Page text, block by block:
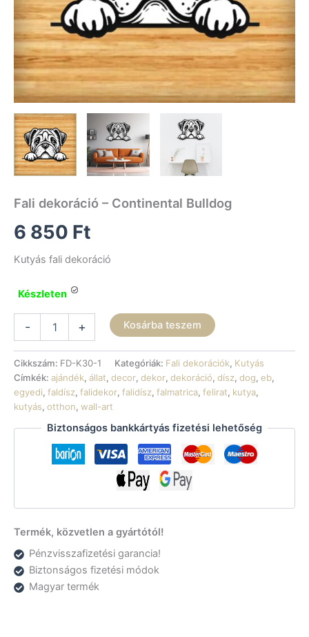
Fali dekoráció – Continental Bulldog
6 850 Ft
Kutyás fali dekoráció
Készleten
-
dekoráció
Continental
Bulldog
mennyiség
+ Kosárba teszem
Cikkszám: FD-K30-1 Kategóriák: Fali dekorációk, Kutyás
Címkék: ajándék, állat, decor, dekor, dekoráció, dísz, dog, eb,
egyedi, faldísz, falidekor, falidísz, falmatrica, felirat, kutya,
kutyás, otthon, wall-art
Biztonságos bankkártyás fizetési lehetőség
Termék, közvetlen a gyártótól!
Pénzvisszafizetési garancia!
Biztonságos fizetési módok
Magyar termék